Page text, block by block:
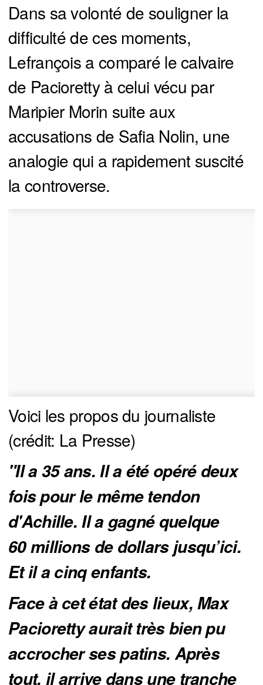
Dans sa volonté de souligner la
difficulté de ces moments,
Lefrançois a comparé le calvaire
de Pacioretty à celui vécu par
Maripier Morin suite aux
accusations de Safia Nolin, une
analogie qui a rapidement suscité
la controverse.
Voici les propos du journaliste
(crédit: La Presse)
"Il a 35 ans. Il a été opéré deux
fois pour le même tendon
d'Achille. Il a gagné quelque
60 millions de dollars jusqu’ici.
Et il a cinq enfants.
Face à cet état des lieux, Max
Pacioretty aurait très bien pu
accrocher ses patins. Après
tout, il arrive dans une tranche